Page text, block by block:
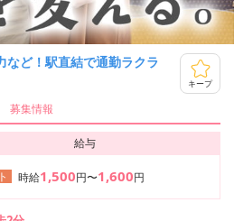
ど！駅直結で通勤ラクラ
キープ
募集情報
給与
時給1,500円〜1,600円